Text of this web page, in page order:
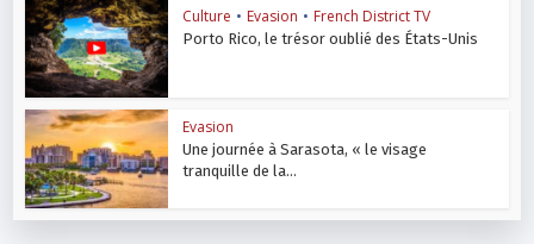
Culture • Evasion • French District TV
Porto Rico, le trésor oublié des États-Unis
Evasion
Une journée à Sarasota, « le visage
tranquille de la...